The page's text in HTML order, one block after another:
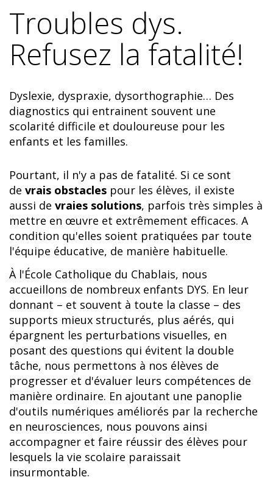
Troubles dys.
Refusez la fatalité!
Dyslexie, dyspraxie, dysorthographie… Des
diagnostics qui entrainent souvent une
scolarité difficile et douloureuse pour les
enfants et les familles.
Pourtant, il n'y a pas de fatalité. Si ce sont
de vrais obstacles pour les élèves, il existe
aussi de vraies solutions, parfois très simples à
mettre en œuvre et extrêmement efficaces. A
condition qu'elles soient pratiquées par toute
l'équipe éducative, de manière habituelle.
À l'École Catholique du Chablais, nous
accueillons de nombreux enfants DYS. En leur
donnant – et souvent à toute la classe – des
supports mieux structurés, plus aérés, qui
épargnent les perturbations visuelles, en
posant des questions qui évitent la double
tâche, nous permettons à nos élèves de
progresser et d'évaluer leurs compétences de
manière ordinaire. En ajoutant une panoplie
d'outils numériques améliorés par la recherche
en neurosciences, nous pouvons ainsi
accompagner et faire réussir des élèves pour
lesquels la vie scolaire paraissait
insurmontable.